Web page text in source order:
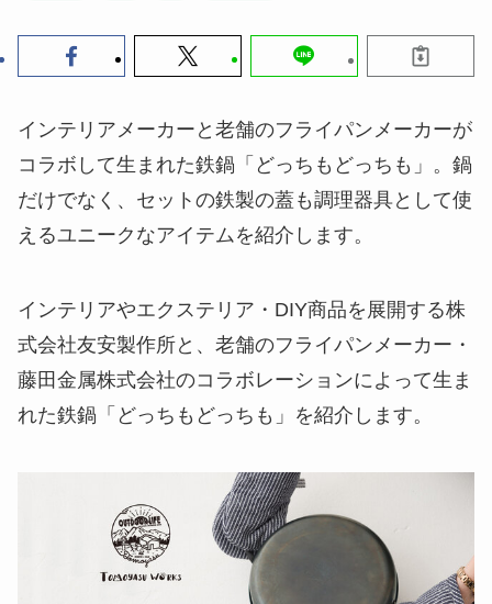
インテリアメーカーと老舗のフライパンメーカーが
コラボして生まれた鉄鍋「どっちもどっちも」。鍋
だけでなく、セットの鉄製の蓋も調理器具として使
えるユニークなアイテムを紹介します。
インテリアやエクステリア・DIY商品を展開する株
式会社友安製作所と、老舗のフライパンメーカー・
藤田金属株式会社のコラボレーションによって生ま
れた鉄鍋「どっちもどっちも」を紹介します。